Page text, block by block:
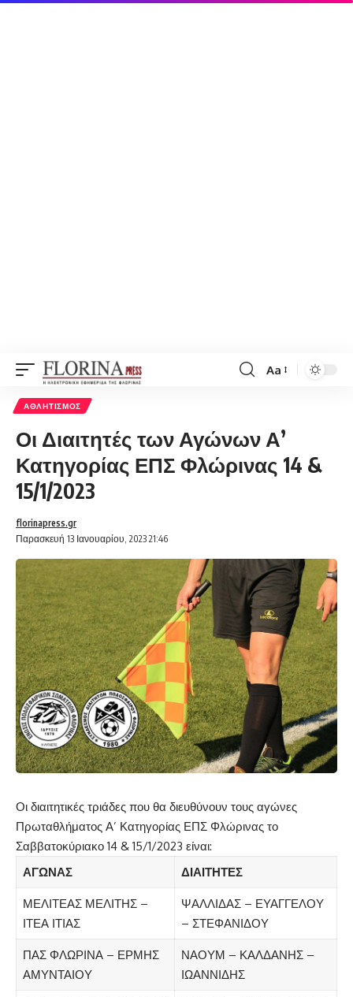
Font
Aa
ΑΘΛΗΤΙΣΜΌΣ
Οι Διαιτητές των Αγώνων Α’
Κατηγορίας ΕΠΣ Φλώρινας 14 &
15/1/2023
Παρασκευή 13 Ιανουαρίου, 2023 21:46
florinapress.gr
Οι διαιτητικές τριάδες που θα διευθύνουν τους αγώνες
Πρωταθλήματος Α’ Κατηγορίας ΕΠΣ Φλώρινας το
Σαββατοκύριακο 14 & 15/1/2023 είναι:
ΑΓΩΝΑΣ
ΔΙΑΙΤΗΤΕΣ
ΜΕΛΙΤΕΑΣ ΜΕΛΙΤΗΣ –
ΙΤΕΑ ΙΤΙΑΣ
ΨΑΛΛΙΔΑΣ – ΕΥΑΓΓΕΛΟΥ
– ΣΤΕΦΑΝΙΔΟΥ
ΠΑΣ ΦΛΩΡΙΝΑ – ΕΡΜΗΣ
ΑΜΥΝΤΑΙΟΥ
ΝΑΟΥΜ – ΚΑΛΔΑΝΗΣ –
ΙΩΑΝΝΙΔΗΣ